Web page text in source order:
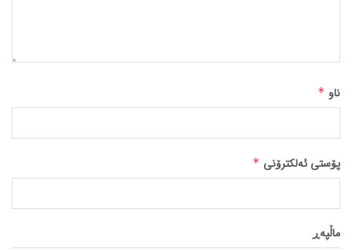
ناو *
پۆستی ئەلکترۆنی *
ماڵپه‌ڕ